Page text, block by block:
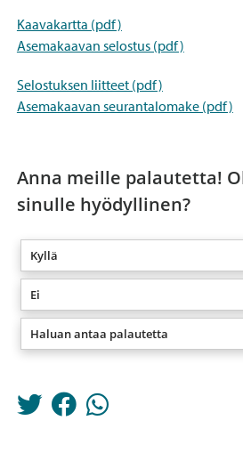
Kaavakartta (pdf)
Asemakaavan selostus (pdf)
Selostuksen liitteet (pdf)
Asemakaavan seurantalomake (pdf)
Anna meille palautetta!
sinulle hyödyllinen?
Kyllä
Ei
Haluan antaa palautetta